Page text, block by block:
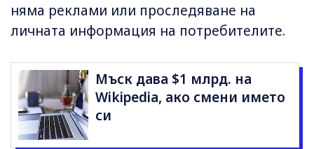
няма реклами или проследяване на
личната информация на потребителите.
Мъск дава $1 млрд. на
Wikipedia, ако смени името
си